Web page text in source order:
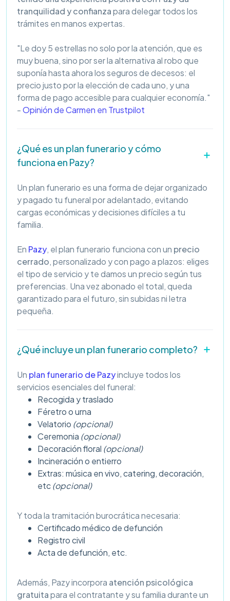
tranquilidad y confianzapara delegar todos los
trámites en manos expertas.
"Le doy 5 estrellas no solo por la atención, que es
muy buena, sino por ser la alternativa al robo que
suponía hasta ahora los seguros de decesos: el
precio justo por la elección de cada uno, y una
forma de pago accesible para cualquier economía."
-Opinión de Carmen en Trustpilot
¿Qué es un plan funerario y cómo
funciona en Pazy?
Un plan funerario es una forma de dejar organizado
y pagado tu funeral por adelantado, evitando
cargas económicas y decisiones difíciles a tu
familia.
En Pazy, el plan funerario funciona con un precio
cerrado, personalizado y con pago a plazos: eliges
el tipo de servicio y te damos un precio según tus
preferencias. Una vez abonado el total, queda
garantizado para el futuro, sin subidas ni letra
pequeña.
¿Qué incluye un plan funerario completo?
Un plan funerario de Pazyincluye todos los
servicios esenciales del funeral:
Recogida y traslado
Féretro o urna
Velatorio (opcional)
Ceremonia (opcional)
Decoración floral (opcional)
Incineración o entierro
Extras: música en vivo, catering, decoración,
etc(opcional)
Y toda la tramitación burocrática necesaria:
Certificado médico de defunción
Registro civil
Acta de defunción, etc.
Además, Pazy incorpora atención psicológica
gratuitapara el contratante y su familia durante un